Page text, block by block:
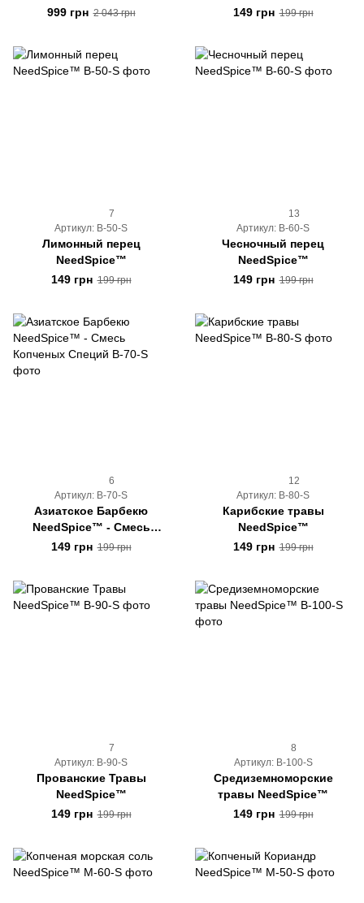
999 грн 2 043 грн
149 грн 199 грн
7
Артикул: B-50-S
Лимонный перец
NeedSpice™
149 грн 199 грн
13
Артикул: B-60-S
Чесночный перец
NeedSpice™
149 грн 199 грн
6
Артикул: B-70-S
Азиатское Барбекю
NeedSpice™ - Смесь
Копченых Специй
149 грн 199 грн
12
Артикул: B-80-S
Карибские травы
NeedSpice™
149 грн 199 грн
7
Артикул: B-90-S
Прованские Травы
NeedSpice™
149 грн 199 грн
8
Артикул: B-100-S
Средиземноморские
травы NeedSpice™
149 грн 199 грн